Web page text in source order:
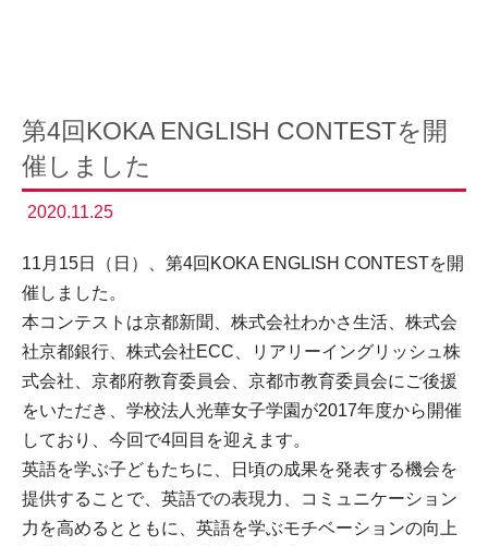
第4回KOKA ENGLISH CONTESTを開
催しました
2020.11.25
11月15日（日）、第4回KOKA ENGLISH CONTESTを開
催しました。
本コンテストは京都新聞、株式会社わかさ生活、株式会
社京都銀行、株式会社ECC、リアリーイングリッシュ株
式会社、京都府教育委員会、京都市教育委員会にご後援
をいただき、学校法人光華女子学園が2017年度から開催
しており、今回で4回目を迎えます。
英語を学ぶ子どもたちに、日頃の成果を発表する機会を
提供することで、英語での表現力、コミュニケーション
力を高めるとともに、英語を学ぶモチベーションの向上